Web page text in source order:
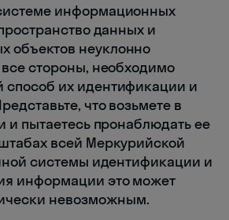
информационных
данных и
объектов неуклонно
стороны, необходимо
их идентификации и
что возьмете в
и пытаетесь пронаблюдать ее
всей Меркурийской
системы идентификации и
информации это может
невозможным.